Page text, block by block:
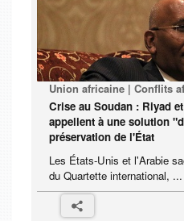
Union africaine | Conflits
Crise au Soudan : Riyad
appellent à une solution
préservation de l'État
Les États-Unis et l'Arabie
du Quartette international, ...